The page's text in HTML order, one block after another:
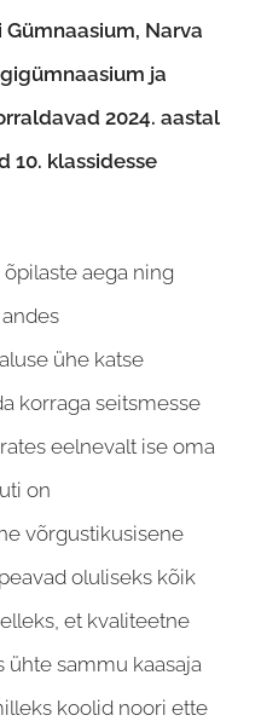
Narva
ja
2024. aastal
10. klassidesse
aega ning
ühe katse
korraga seitsmesse
eelnevalt ise oma
on
võrgustikusisene
oluliseks kõik
et kvaliteetne
sammu kaasaja
koolid noori ette